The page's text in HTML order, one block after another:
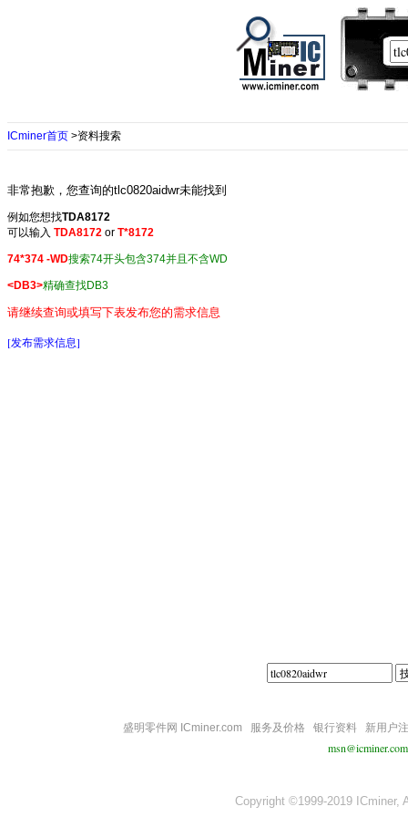
ICminer首页 >资料搜索
非常抱歉，您查询的tlc0820aidwr未能找到
例如您想找TDA8172
可以输入 TDA8172 or T*8172
74*374 -WD搜索74开头包含374并且不含WD
<DB3>精确查找DB3
请继续查询或填写下表发布您的需求信息
[发布需求信息]
盛明零件网 ICminer.com 服务及价格 银行资料 新用户
msn@icminer.com
Copyright ©1999-2019 ICminer,